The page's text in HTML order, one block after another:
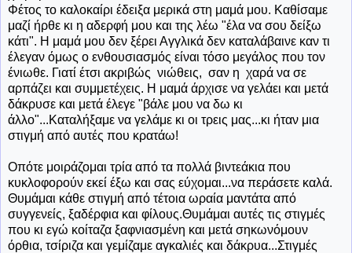
Φέτος το καλοκαίρι έδειξα μερικά στη μαμά μου. Καθίσαμε
μαζί ήρθε κι η αδερφή μου και της λέω "έλα να σου δείξω
κάτι". Η μαμά μου δεν ξέρει Αγγλικά δεν καταλάβαινε καν τι
έλεγαν όμως ο ενθουσιασμός είναι τόσο μεγάλος που τον
ένιωθε. Γιατί έτσι ακριβώς νιώθεις, σαν η χαρά να σε
αρπάζει και συμμετέχεις. Η μαμά άρχισε να γελάει και μετά
δάκρυσε και μετά έλεγε "βάλε μου να δω κι
άλλο"...Καταλήξαμε να γελάμε κι οι τρεις μας...κι ήταν μια
στιγμή από αυτές που κρατάω!
Οπότε μοιράζομαι τρία από τα πολλά βιντεάκια που
κυκλοφορούν εκεί έξω και σας εύχομαι...να περάσετε καλά.
Θυμάμαι κάθε στιγμή από τέτοια ωραία μαντάτα από
συγγενείς, ξαδέρφια και φίλους.Θυμάμαι αυτές τις στιγμές
που κι εγώ κοίταζα ξαφνιασμένη και μετά σηκωνόμουν
όρθια, τσίριζα και γεμίζαμε αγκαλιές και δάκρυα...Στιγμές